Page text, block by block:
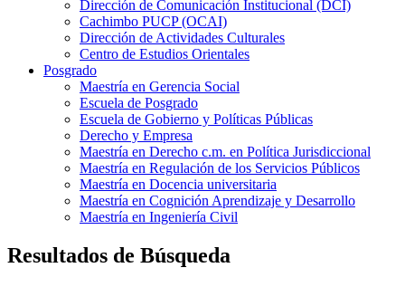
Dirección de Comunicación Institucional (DCI)
Cachimbo PUCP (OCAI)
Dirección de Actividades Culturales
Centro de Estudios Orientales
Posgrado
Maestría en Gerencia Social
Escuela de Posgrado
Escuela de Gobierno y Políticas Públicas
Derecho y Empresa
Maestría en Derecho c.m. en Política Jurisdiccional
Maestría en Regulación de los Servicios Públicos
Maestría en Docencia universitaria
Maestría en Cognición Aprendizaje y Desarrollo
Maestría en Ingeniería Civil
Resultados de Búsqueda